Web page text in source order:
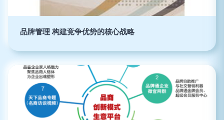
品牌管理 构建竞争优势的核心战略